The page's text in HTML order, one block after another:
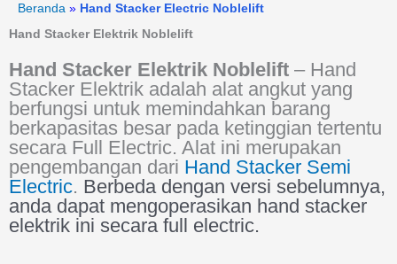
content
Lewati
ke
Beranda » Hand Stacker Electric Noblelift
Hand Stacker Elektrik Noblelift
Hand Stacker Elektrik Noblelift – Hand
Stacker Elektrik adalah alat angkut yang
berfungsi untuk memindahkan barang
berkapasitas besar pada ketinggian tertentu
secara Full Electric. Alat ini merupakan
pengembangan dari Hand Stacker Semi
Electric. Berbeda dengan versi sebelumnya,
anda dapat mengoperasikan hand stacker
elektrik ini secara full electric.